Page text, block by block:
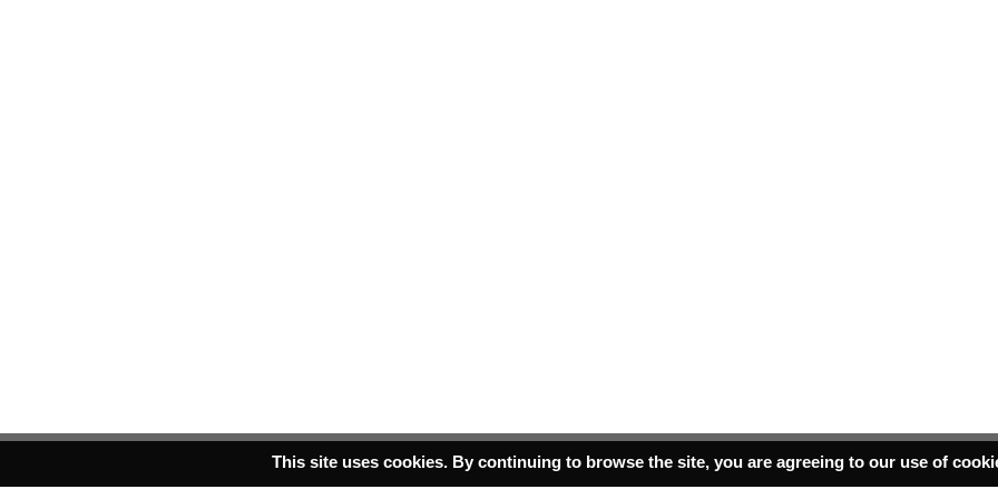
This site uses cookies. By continuing to browse the site, you are agreeing to our use of